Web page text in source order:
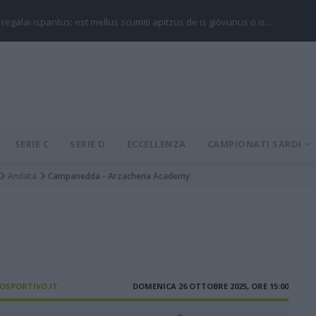
regalai ispantus: est mellus scumiti apitzus de is giòvunus o is…
SERIE C SERIE D ECCELLENZA CAMPIONATI SARDI
Andata Campanedda - Arzachena Academy
DOMENICA 26 OTTOBRE 2025, ORE 15:00